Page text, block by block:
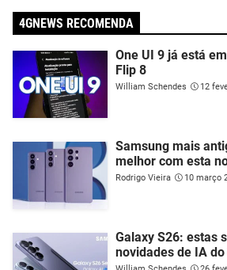
4GNEWS RECOMENDA
One UI 9 já está
Flip 8
William Schendes 12
Samsung mais
melhor com esta
Rodrigo Vieira 10 março
Galaxy S26: estas
novidades de IA